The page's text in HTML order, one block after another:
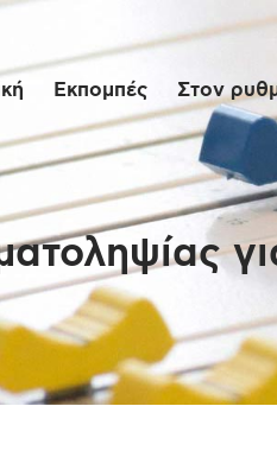
Εκπομπές Στον
Αρχική
Στον
μέρας
Ένθετα